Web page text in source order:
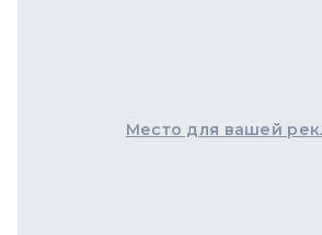
Место для вашей